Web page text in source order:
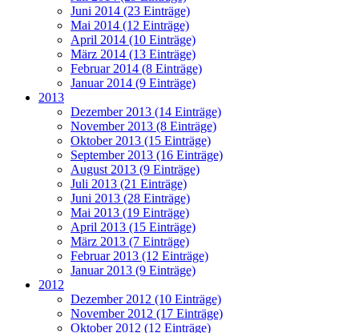
Juni 2014 (23 Einträge)
Mai 2014 (12 Einträge)
April 2014 (10 Einträge)
März 2014 (13 Einträge)
Februar 2014 (8 Einträge)
Januar 2014 (9 Einträge)
2013
Dezember 2013 (14 Einträge)
November 2013 (8 Einträge)
Oktober 2013 (15 Einträge)
September 2013 (16 Einträge)
August 2013 (9 Einträge)
Juli 2013 (21 Einträge)
Juni 2013 (28 Einträge)
Mai 2013 (19 Einträge)
April 2013 (15 Einträge)
März 2013 (7 Einträge)
Februar 2013 (12 Einträge)
Januar 2013 (9 Einträge)
2012
Dezember 2012 (10 Einträge)
November 2012 (17 Einträge)
Oktober 2012 (12 Einträge)